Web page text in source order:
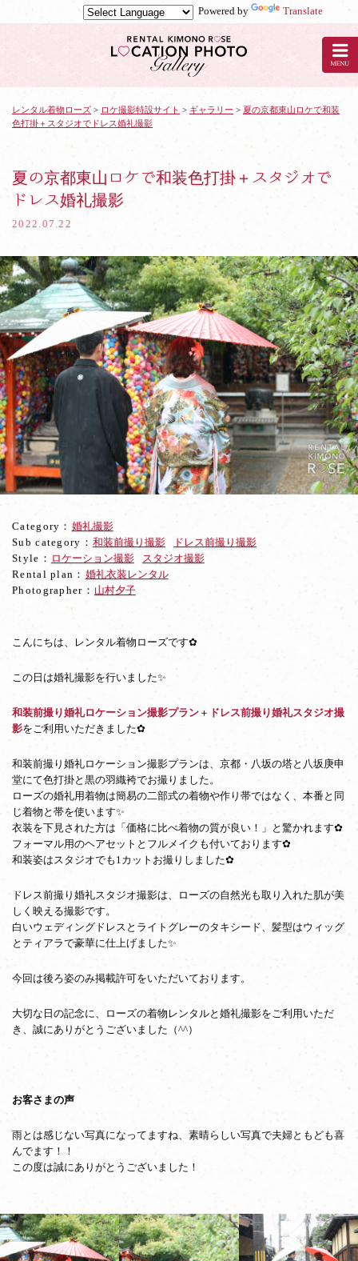
Powered by
Translate
ル
ー
ケ
撮
影：
夏
の
京
都
東
山
ロ
ケ
で
和
装
色
打
オ
ス
レンタル着物ローズ > ロケ撮影特設サイト > ギャラリー > 夏の京都東山ロケで和装
色打掛＋スタジオでドレス婚礼撮影
夏の京都東山ロケで和装色打掛＋スタジオで
ドレス婚礼撮影
2022.07.22
Category： 婚礼撮影
Sub category： 和装前撮り撮影
ドレス前撮り撮影
Style： ロケーション撮影
スタジオ撮影
Rental plan： 婚礼衣装レンタル
Photographer： 山村夕子
こんにちは、レンタル着物ローズです✿
この日は婚礼撮影を行いました✨
和装前撮り婚礼ロケーション撮影プラン ＋ ドレス前撮り婚礼スタジオ撮
影をご利用いただきました✿
和装前撮り婚礼ロケーション撮影プランは、京都・八坂の塔と八坂庚申
堂にて色打掛と黒の羽織袴でお撮りました。
ローズの婚礼用着物は簡易の二部式の着物や作り帯ではなく、本番と同
じ着物と帯を使います✨
衣装を下見された方は「価格に比べ着物の質が良い！」と驚かれます✿
フォーマル用のヘアセットとフルメイクも付いております✿
和装姿はスタジオでも1カットお撮りしました✿
ドレス前撮り婚礼スタジオ撮影は、ローズの自然光も取り入れた肌が美
しく映える撮影です。
白いウェディングドレスとライトグレーのタキシード、髪型はウィッグ
とティアラで豪華に仕上げました✨
今回は後ろ姿のみ掲載許可をいただいております。
大切な日の記念に、ローズの着物レンタルと婚礼撮影をご利用いただ
き、誠にありがとうございました（^^）
お客さまの声
雨とは感じない写真になってますね、素晴らしい写真で夫婦ともども喜
んでます！！
この度は誠にありがとうございました！